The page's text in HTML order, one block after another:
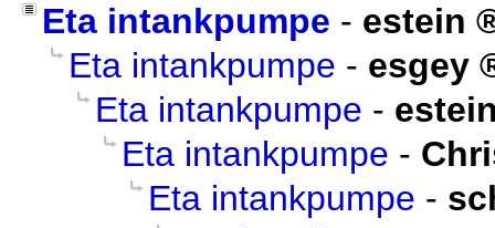
Eta intankpumpe - estein
Eta intankpumpe - esgey
Eta intankpumpe -
Eta intankpumpe -
Eta intankpumpe -